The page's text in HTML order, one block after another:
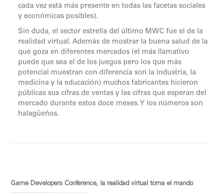
cada vez está más presente en todas las facetas sociales
y económicas posibles).
Sin duda, el sector estrella del último MWC fue el de la
realidad virtual. Además de mostrar la buena salud de la
que goza en diferentes mercados (el más llamativo
puede que sea el de los juegos pero los que más
potencial muestran con diferencia son la industria, la
medicina y la educación) muchos fabricantes hicieron
públicas sus cifras de ventas y las cifras que esperan del
mercado durante estos doce meses. Y los números son
halagüeños.
Game Developers Conference, la realidad virtual toma el mando